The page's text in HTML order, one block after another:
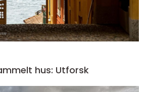
hus: Utforsk